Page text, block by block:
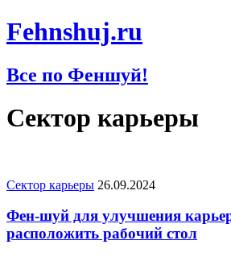
Fehnshuj.ru
Все по Феншуй!
Сектор карьеры
Сектор карьеры 26.09.2024
Фен-шуй для улучшения
расположить рабочий стол